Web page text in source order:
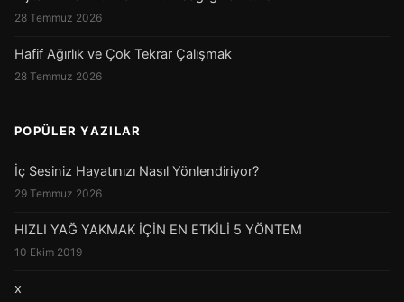
28 Temmuz 2026
Hafif Ağırlık ve Çok Tekrar Çalışmak
28 Temmuz 2026
POPÜLER YAZILAR
İç Sesiniz Hayatınızı Nasıl Yönlendiriyor?
29 Temmuz 2026
HIZLI YAĞ YAKMAK İÇİN EN ETKİLİ 5 YÖNTEM
10 Ekim 2019
x